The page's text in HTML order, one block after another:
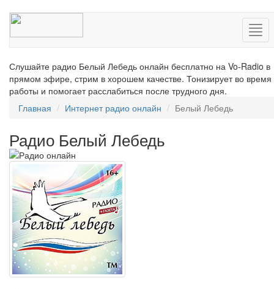
Слушайте радио Белый Лебедь онлайн бесплатно на Vo-Radio в
прямом эфире, стрим в хорошем качестве. Тонизирует во время
работы и помогает расслабиться после трудного дня.
Главная
Интернет радио онлайн Белый Лебедь
Радио Белый Лебедь